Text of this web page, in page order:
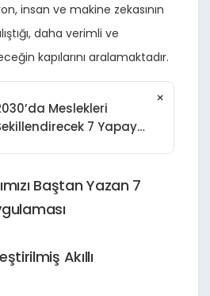
insan ve makine zekasının
daha verimli ve
kapılarını aralamaktadır.
Meslekleri
7 Yapay
ve Yeni
Yetenekler
×
Baştan Yazan 7
Akıllı